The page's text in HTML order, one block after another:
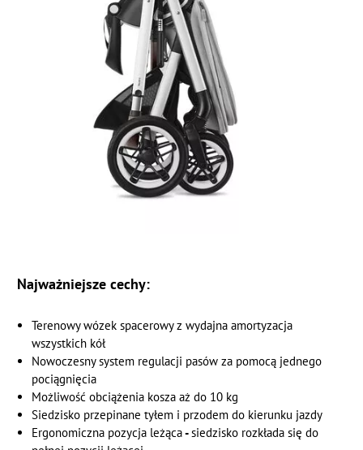
Najważniejsze cechy:
Terenowy wózek spacerowy z wydajna amortyzacja
wszystkich kół
Nowoczesny system regulacji pasów za pomocą jednego
pociągnięcia
Możliwość obciążenia kosza aż do 10 kg
Siedzisko przepinane tyłem i przodem do kierunku jazdy
Ergonomiczna pozycja leżąca-siedzisko rozkłada się do